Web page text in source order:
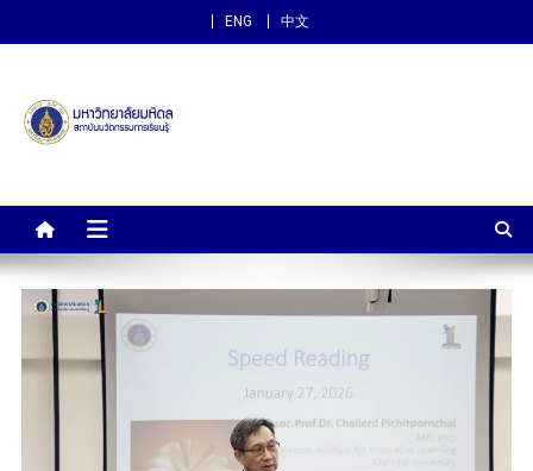
ENG 中文
สถาบันนวัตกรรมการเรียนรู้